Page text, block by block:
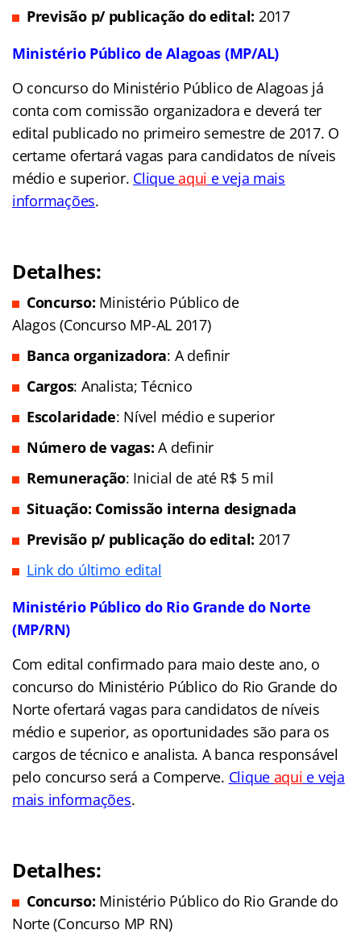
Previsão p/ publicação do edital: 2017
Ministério Público de Alagoas (MP/AL)
O concurso do Ministério Público de Alagoas já
conta com comissão organizadora e deverá ter
edital publicado no primeiro semestre de 2017. O
certame ofertará vagas para candidatos de níveis
médio e superior. Cliqueaqui e veja mais
informações.
Detalhes:
Concurso: Ministério Público de
Alagos (Concurso MP-AL 2017)
Banca organizadora: A definir
Cargos: Analista; Técnico
Escolaridade: Nível médio e superior
Número de vagas: A definir
Remuneração: Inicial de até R$ 5 mil
Situação: Comissão interna designada
Previsão p/ publicação do edital: 2017
Link do último edital
Ministério Público do Rio Grande do Norte
(MP/RN)
Com edital confirmado para maio deste ano, o
concurso do Ministério Público do Rio Grande do
Norte ofertará vagas para candidatos de níveis
médio e superior, as oportunidades são para os
cargos de técnico e analista. A banca responsável
pelo concurso será a Comperve. Clique aqui e veja
mais informações.
Detalhes:
Concurso: Ministério Público do Rio Grande do
Norte (Concurso MP RN)